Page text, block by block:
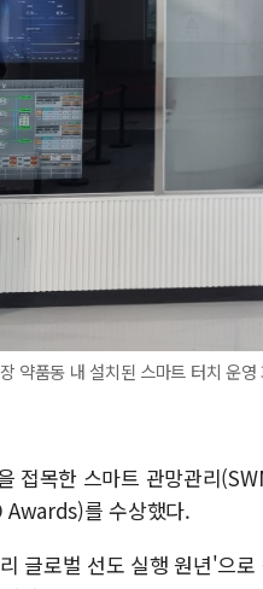
약품동 내 설치된 스마트 터치 운
접목한 스마트 관망관리
Awards)를 수상했다.
글로벌 선도 실행 원년'으